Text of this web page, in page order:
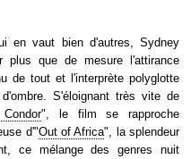
en vaut bien d'autres, Sydney
plus que de mesure l'attirance
de tout et l'interprète polyglotte
S'éloignant très vite de
", le film se rapproche
d'"Out of Africa", la splendeur
ce mélange des genres nuit